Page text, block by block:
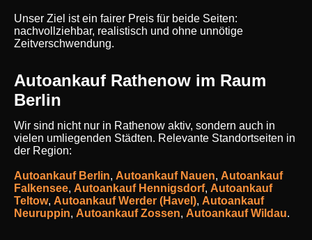
Unser Ziel ist ein fairer Preis für beide Seiten:
nachvollziehbar, realistisch und ohne unnötige
Zeitverschwendung.
Autoankauf Rathenow im Raum
Berlin
Wir sind nicht nur in Rathenow aktiv, sondern auch in
vielen umliegenden Städten. Relevante Standortseiten in
der Region:
Autoankauf Berlin, Autoankauf Nauen, Autoankauf
Falkensee, Autoankauf Hennigsdorf, Autoankauf
Teltow, Autoankauf Werder (Havel), Autoankauf
Neuruppin, Autoankauf Zossen, Autoankauf Wildau.